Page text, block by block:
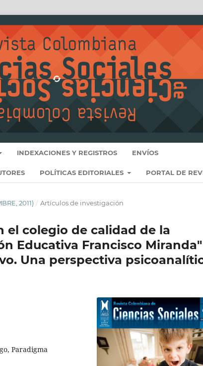
INDEXACIONES Y REGISTROS ENVÍOS
POLÍTICAS EDITORIALES PORTAL DE
2011) / Artículos de investigación
el colegio de calidad de la
Educativa Francisco Miranda"
Una perspectiva
Paradigma